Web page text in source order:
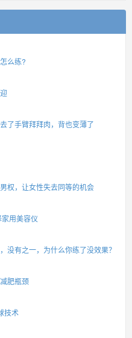
么练?
了手臂拜拜肉，背也变薄了
权，让女性失去同等的机会
用美容仪
没有之一，为什么你练了没效果？
肥瓶颈
技术